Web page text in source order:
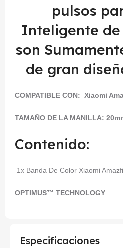
pulsos
Inteligente de
son
de gran
COMPATIBLE CON: Xiaomi
TAMAÑO DE LA MANILLA:
Contenido:
1x Banda De Color Xiaomi
OPTIMUS™ TECHNOLOGY
Especificaciones